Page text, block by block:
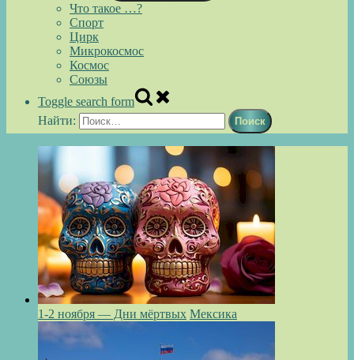
Что такое …?
Спорт
Цирк
Микрокосмос
Космос
Союзы
Toggle search form
Найти:
1-2 ноября — Дни мёртвых Мексика